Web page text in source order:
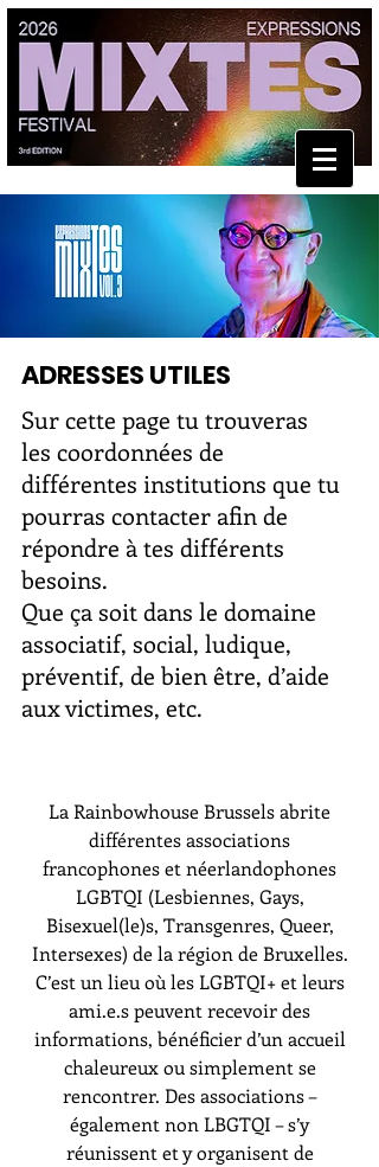
Sur cette page tu trouveras
les coordonnées de
différentes institutions que tu
pourras contacter afin de
répondre à tes différents
besoins.
Que ça soit dans le domaine
associatif, social, ludique,
préventif, de bien être, d’aide
aux victimes, etc.
ADRESSES UTILES
La Rainbowhouse Brussels abrite
différentes associations
francophones et néerlandophones
LGBTQI (Lesbiennes, Gays,
Bisexuel(le)s, Transgenres, Queer,
Intersexes) de la région de Bruxelles.
C’est un lieu où les LGBTQI+ et leurs
ami.e.s peuvent recevoir des
informations, bénéficier d’un accueil
chaleureux ou simplement se
rencontrer. Des associations –
également non LBGTQI – s’y
réunissent et y organisent de